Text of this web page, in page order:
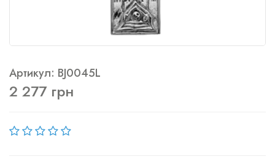
Артикул: BJ0045L
2 277 грн